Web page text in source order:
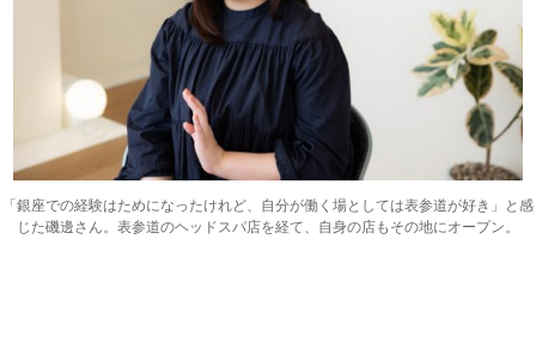
「銀座での経験はためになったけれど、自分が働く場としては表参道が好き」と感
じた磯邊さん。表参道のヘッドスパ店を経て、自身の店もその地にオープン。